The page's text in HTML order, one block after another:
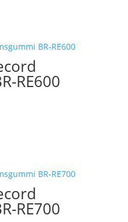
RE600
RE700